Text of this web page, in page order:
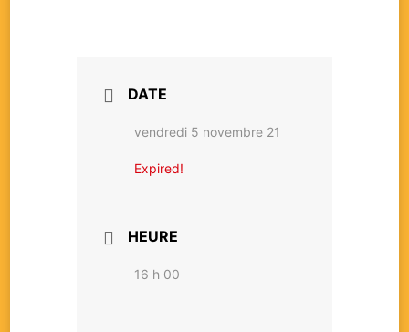
DATE
vendredi 5 novembre 21
Expired!
HEURE
16 h 00